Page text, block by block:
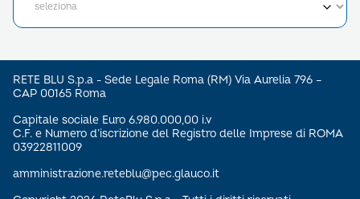
RETE BLU S.p.a - Sede Legale Roma (RM) Via Aurelia 796 –
CAP 00165 Roma
Capitale sociale Euro 6.980.000,00 i.v
C.F. e Numero d’iscrizione del Registro delle Imprese di ROMA
03922811009
amministrazione.reteblu@pec.glauco.it